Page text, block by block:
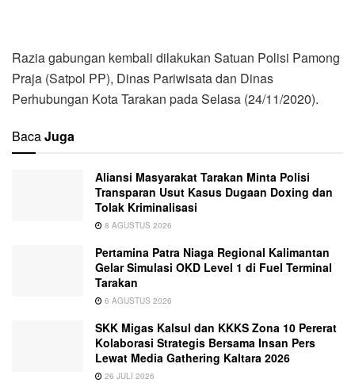
Razia gabungan kembali dilakukan Satuan Polisi Pamong
Praja (Satpol PP), Dinas Pariwisata dan Dinas
Perhubungan Kota Tarakan pada Selasa (24/11/2020).
BacaJuga
Aliansi Masyarakat Tarakan Minta Polisi
Transparan Usut Kasus Dugaan Doxing dan
Tolak Kriminalisasi
8 AGUSTUS 2026
Pertamina Patra Niaga Regional Kalimantan
Gelar Simulasi OKD Level 1 di Fuel Terminal
Tarakan
6 AGUSTUS 2026
SKK Migas Kalsul dan KKKS Zona 10 Pererat
Kolaborasi Strategis Bersama Insan Pers
Lewat Media Gathering Kaltara 2026
26 JULI 2026